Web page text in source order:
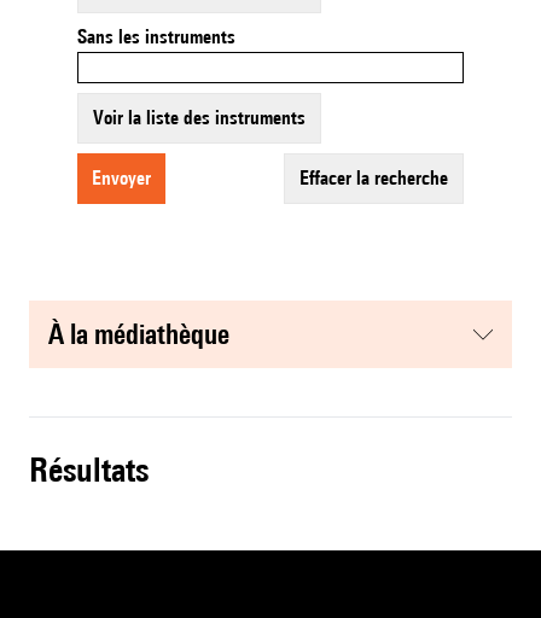
Sans les instruments
Voir la liste des instruments
envoyer effacer la recherche
à la médiathèque
résultats